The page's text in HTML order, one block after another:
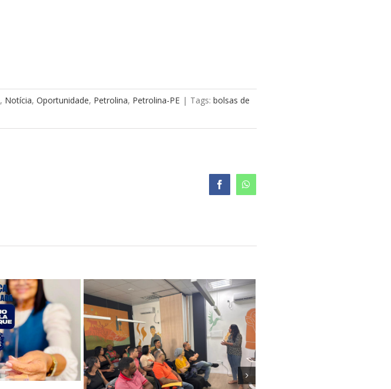
, Notícia,Oportunidade, Petrolina, Petrolina-PE | Tags:bolsas de
Facebook